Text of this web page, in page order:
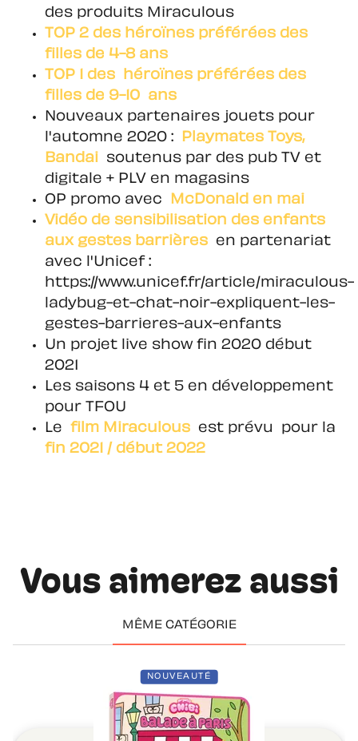
des produits Miraculous
TOP 2 des héroïnes préférées des
filles de 4-8 ans
TOP 1 des héroïnes préférées des
filles de 9-10 ans
Nouveaux partenaires jouets pour
l'automne 2020 :
Playmates Toys,
Bandai soutenus par des pub TV et
digitale + PLV en magasins
OP promo avec
McDonald en mai
Vidéo de sensibilisation des enfants
aux gestes barrières en partenariat
avec l'Unicef :
https://www.unicef.fr/article/miraculous-
ladybug-et-chat-noir-expliquent-les-
gestes-barrieres-aux-enfants
Un projet live show fin 2020 début
2021
Les saisons 4 et 5 en développement
pour TFOU
Le film Miraculous est prévu pour la
fin 2021 / début 2022
Vous aimerez aussi
MÊME CATÉGORIE
NOUVEAUTÉ